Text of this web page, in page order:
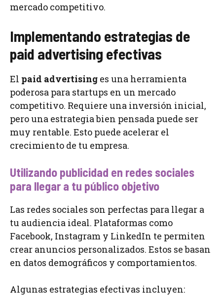
mercado competitivo.
Implementando estrategias de
paid advertising efectivas
El paid advertising es una herramienta
poderosa para startups en un mercado
competitivo. Requiere una inversión inicial,
pero una estrategia bien pensada puede ser
muy rentable. Esto puede acelerar el
crecimiento de tu empresa.
Utilizando publicidad en redes sociales
para llegar a tu público objetivo
Las redes sociales son perfectas para llegar a
tu audiencia ideal. Plataformas como
Facebook, Instagram y LinkedIn te permiten
crear anuncios personalizados. Estos se basan
en datos demográficos y comportamientos.
Algunas estrategias efectivas incluyen: